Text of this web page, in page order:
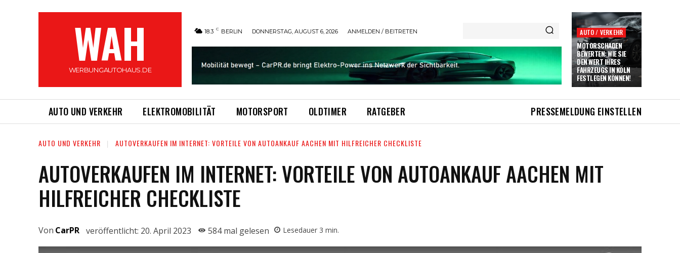
WAH
WERBUNGAUTOHAUS.DE
18.3 C BERLIN DONNERSTAG, AUGUST 6, 2026 ANMELDEN / BEITRETEN AUTO / VERKEHR
MOTORSCHADEN
BEWERTEN: WIE SIE
DEN WERT IHRES
FAHRZEUGS IN KÖLN
FESTLEGEN KÖNNEN!
AUTO UND VERKEHR ELEKTROMOBILITÄT MOTORSPORT OLDTIMER RATGEBER PRESSEMELDUNG EINSTELLEN
AUTO UND VERKEHR AUTOVERKAUFEN IM INTERNET: VORTEILE VON AUTOANKAUF AACHEN MIT HILFREICHER CHECKLISTE
AUTOVERKAUFEN IM INTERNET: VORTEILE VON AUTOANKAUF AACHEN MIT
HILFREICHER CHECKLISTE
Von CarPR veröffentlicht: 20. April 2023 584mal gelesen Lesedauer 3 min.